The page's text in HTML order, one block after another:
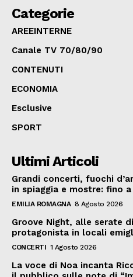
Categorie
AREEINTERNE
Canale TV 70/80/90
CONTENUTI
ECONOMIA
Esclusive
SPORT
Ultimi Articoli
Grandi concerti, fuochi
in spiaggia e mostre: fino
EMILIA ROMAGNA 8 Agosto 2026
Groove Night, alle serate
protagonista in locali
CONCERTI 1 Agosto 2026
La voce di Noa incanta